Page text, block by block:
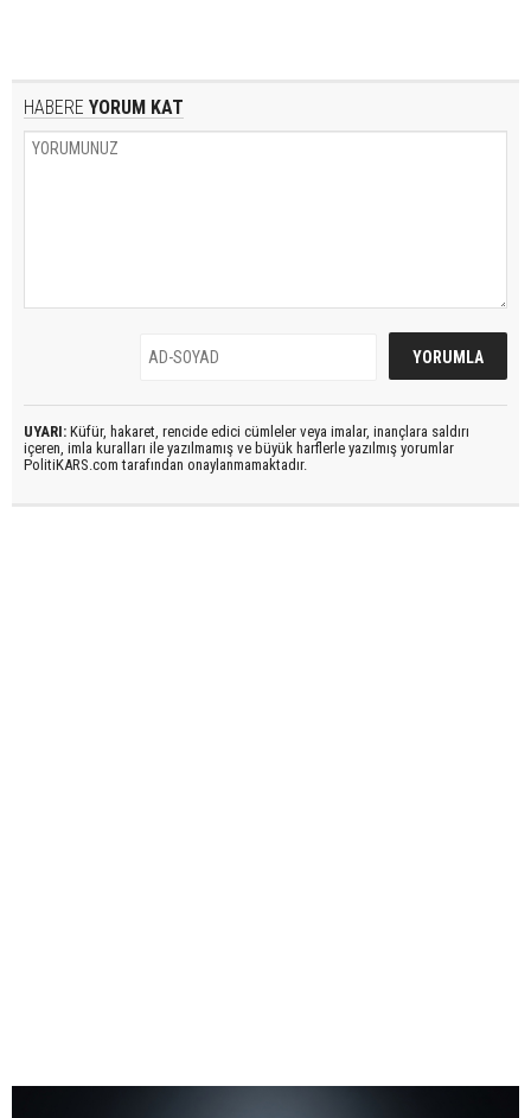
HABERE YORUM KAT
UYARI: Küfür, hakaret, rencide edici cümleler veya imalar, inançlara saldırı
içeren, imla kuralları ile yazılmamış ve büyük harflerle yazılmış yorumlar
PolitiKARS.com tarafından onaylanmamaktadır.